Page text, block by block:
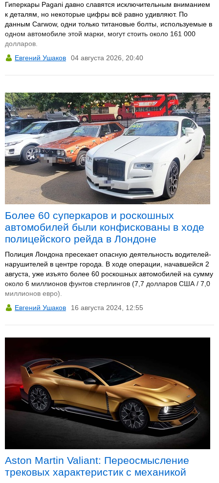
Гиперкары Pagani давно славятся исключительным вниманием
к деталям, но некоторые цифры всё равно удивляют. По
данным Carwow, одни только титановые болты, используемые в
одном автомобиле этой марки, могут стоить около 161 000
долларов.
Евгений Ушаков
04 августа 2026, 20:40
Более 60 суперкаров и роскошных
автомобилей были конфискованы в ходе
полицейского рейда в Лондоне
Полиция Лондона пресекает опасную деятельность водителей-
нарушителей в центре города. В ходе операции, начавшейся 2
августа, уже изъято более 60 роскошных автомобилей на сумму
около 6 миллионов фунтов стерлингов (7,7 долларов США / 7,0
миллионов евро).
Евгений Ушаков
16 августа 2024, 12:55
Aston Martin Valiant: Переосмысление
трековых характеристик с механикой